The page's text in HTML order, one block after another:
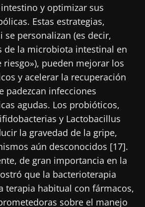
y optimizar sus
Estas estrategias,
se personalizan (es decir,
de la microbiota intestinal en
riesgo»), pueden mejorar los
y acelerar la recuperación
padezcan infecciones
agudas. Los probióticos,
y Lactobacillus
la gravedad de la gripe,
aún desconocidos [17].
de gran importancia en la
que la bacterioterapia
terapia habitual con fármacos,
sobre el manejo